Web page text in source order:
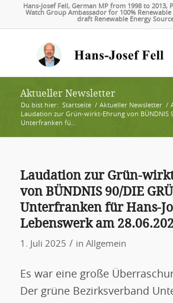
Hans-Josef Fell, German MP from 1998 to 2013,
Watch Group Ambassador for 100%
draft Renewable Energy
Aktueller Newsletter
Du bist hier: Startseite / Aktueller Newsletter /
Laudation zur Grün-wirkt-Ehrung von BÜNDNIS
Unterfranken fü...
Laudation zur Grün-
von BÜNDNIS 90/DIE
Unterfranken für Hans-
Lebenswerk am
1. Juli 2025 / in Allgemein
Es war eine große
Der grüne Bezirksverband